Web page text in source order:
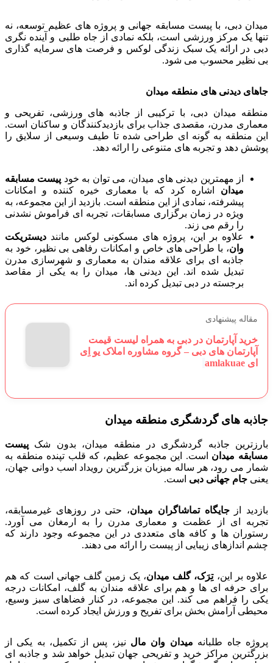
میدان دبی، با پیست مسابقه جهانی و پروژه های عظیم توسعه، نه
تنها یک مرکز ورزشی است، بلکه نمادی از جاه طلبی و آینده نگری
دبی در ارائه یک سبک زندگی لوکس و فرصت های سرمایه گذاری
بی نظیر محسوب می شود.
جاهای دیدنی های منطقه میدان
منطقه میدان دبی، با ترکیبی از جاذبه های ورزشی، تفریحی و
معماری مدرن، مقصدی جذاب برای بازدیدکنندگان و ساکنان است.
این منطقه به گونه ای طراحی شده تا طیف وسیعی از سلایق را
پوشش دهد و تجربه های متنوعی را ارائه دهد.
از مهمترین دیدنی های میدان، می توان به خود پیست مسابقه
میدان
اشاره کرد که با معماری خیره کننده و امکانات
پیشرفته، نمادی از این منطقه است. بازدید از این مجموعه، به
ویژه در زمان برگزاری مسابقات، تجربه ای فراموش نشدنی
را رقم می زند.
علاوه بر این، پروژه های مسکونی لوکس مانند دیستریکت
وان، با طراحی های خاص و امکانات رفاهی بی نظیر، خود به
جاذبه ای برای علاقه مندان به معماری و شهرسازی مدرن
تبدیل شده اند. این دیدنی ها، میدان را به یکی از مقاصد
برجسته در دبی تبدیل کرده اند.
مقاله پیشنهادی
خرید آپارتمان در دبی به همراه لیست قیمت
آپارتمان های دبی – گروه مشاوره املاک یو اِی
ای amlakuae
جاذبه های گردشگری منطقه میدان
بارزترین جاذبه گردشگری در منطقه میدان، بدون شک پیست
مسابقه میدان است. این مجموعه عظیم، که قلب تپنده منطقه به
شمار می رود، هر ساله میزبان بزرگترین رویداد اسب دوانی جهان،
یعنی جام جهانی دبی است.
بازدید ازجایگاه تماشاگران میدان، حتی در روزهای غیرمسابقه،
تجربه ای از عظمت و معماری مدرن را به ارمغان می آورد.
رستوران ها و کافه های متعددی در این مجموعه وجود دارند که
چشم اندازهای زیبایی از پیست را ارائه می دهند.
علاوه بر این،تِرَک، گلف میدان، یک زمین گلف جهانی است که هم
برای حرفه ای ها و هم برای علاقه مندان به گلف، امکانات درجه
یکی را فراهم می کند. این مجموعه، در کنار فضاهای سبز وسیع،
محیطی آرامش بخش برای تفریح و ورزش ایجاد کرده است.
پروژه جاه طلبانه میدان وان مال نیز، پس از تکمیل، به یکی از
بزرگترین مراکز خرید و تفریحی جهان تبدیل خواهد شد و جاذبه ای